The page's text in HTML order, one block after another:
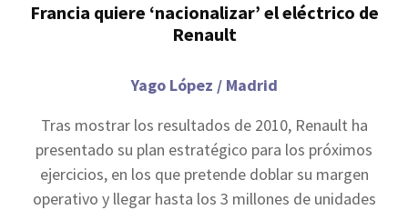
Francia quiere ‘nacionalizar’ el eléctrico de
Renault
Yago López / Madrid
Tras mostrar los resultados de 2010, Renault ha
presentado su plan estratégico para los próximos
ejercicios, en los que pretende doblar su margen
operativo y llegar hasta los 3 millones de unidades